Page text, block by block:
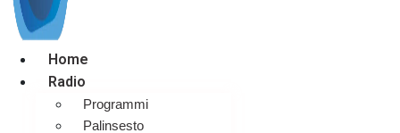
Home
Radio
Programmi
Palinsesto